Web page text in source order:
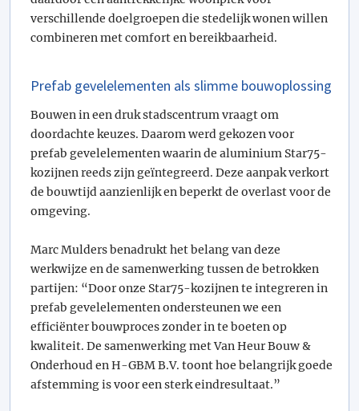
verschillende doelgroepen die stedelijk wonen willen
combineren met comfort en bereikbaarheid.
Prefab gevelelementen als slimme bouwoplossing
Bouwen in een druk stadscentrum vraagt om
doordachte keuzes. Daarom werd gekozen voor
prefab gevelelementen waarin de aluminium Star75-
kozijnen reeds zijn geïntegreerd. Deze aanpak verkort
de bouwtijd aanzienlijk en beperkt de overlast voor de
omgeving.
Marc Mulders benadrukt het belang van deze
werkwijze en de samenwerking tussen de betrokken
partijen: “Door onze Star75-kozijnen te integreren in
prefab gevelelementen ondersteunen we een
efficiënter bouwproces zonder in te boeten op
kwaliteit. De samenwerking met Van Heur Bouw &
Onderhoud en H-GBM B.V. toont hoe belangrijk goede
afstemming is voor een sterk eindresultaat.”